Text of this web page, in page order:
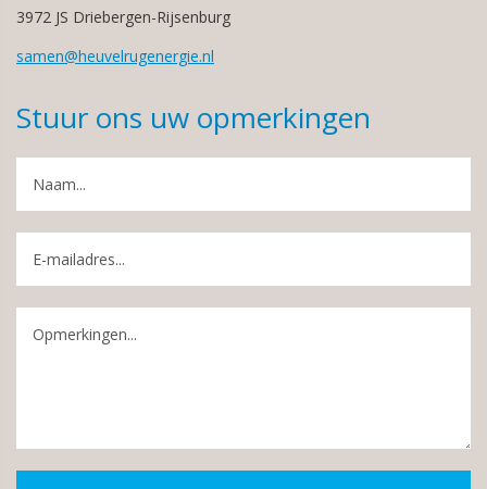
3972 JS Driebergen-Rijsenburg
samen@heuvelrugenergie.nl
Stuur ons uw opmerkingen